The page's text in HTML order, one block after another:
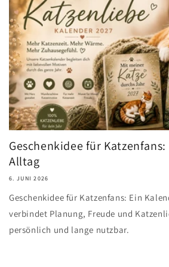
Geschenkidee für
Alltag
6. JUNI 2026
Geschenkidee für Katzenfans: Ein
verbindet Planung, Freude und
persönlich und lange nutzbar.